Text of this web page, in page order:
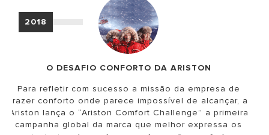
2018
O DESAFIO CONFORTO DA ARISTON
Para refletir com sucesso a missão da empresa de
trazer conforto onde parece impossível de alcançar, a
Ariston lança o “Ariston Comfort Challenge” a primeira
campanha global da marca que melhor expressa os